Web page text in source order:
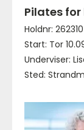
Pilates
Holdnr: 262310
Start: Tor
Underviser:
Sted: